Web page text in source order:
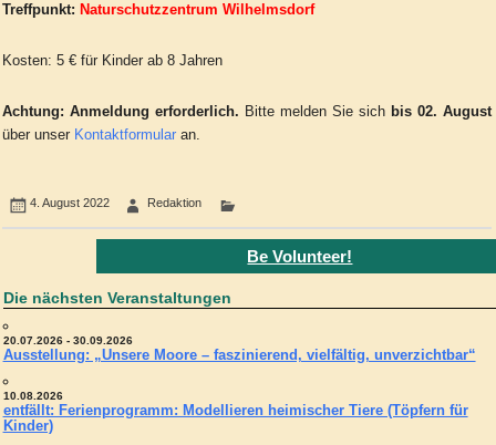
Treffpunkt: Naturschutzzentrum Wilhelmsdorf
Kosten: 5 € für Kinder ab 8 Jahren
Achtung: Anmeldung erforderlich. Bitte melden Sie sich bis 02. August
über unserKontaktformularan.
4. August 2022 Redaktion
Be Volunteer!
Die nächsten Veranstaltungen
20.07.2026 - 30.09.2026
Ausstellung: „Unsere Moore – faszinierend, vielfältig, unverzichtbar“
10.08.2026
entfällt: Ferienprogramm: Modellieren heimischer Tiere (Töpfern für
Kinder)